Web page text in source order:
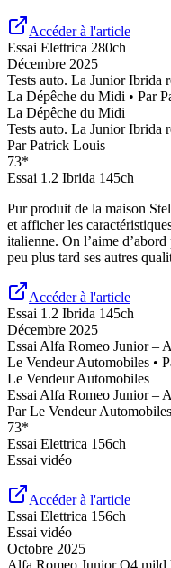
Accéder à l'article
Essai Elettrica 280ch
Décembre 2025
Tests auto. La Junior Ibrida
La Dépêche du Midi • Par
La Dépêche du Midi
Tests auto. La Junior Ibrida
ParPatrick Louis
73*
Essai 1.2 Ibrida 145ch
Pur produit de la maison
et afficher les
italienne. On l’aime
peu plus tard ses autres
Accéder à l'article
Essai 1.2 Ibrida 145ch
Décembre 2025
Essai Alfa Romeo Junior –
Le Vendeur Automobiles •
Le Vendeur Automobiles
Essai Alfa Romeo Junior –
ParLe Vendeur Automobiles
73*
Essai Elettrica 156ch
Essai vidéo
Accéder à l'article
Essai Elettrica 156ch
Essai vidéo
Octobre 2025
Alfa Romeo Junior Q4 mild